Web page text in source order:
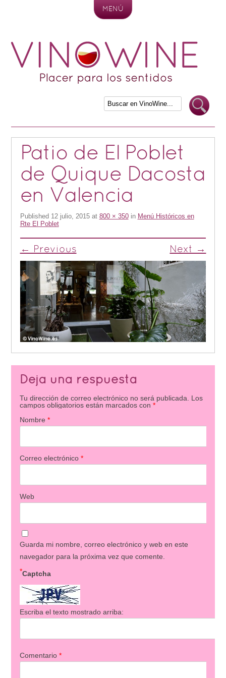
MENÚ
Patio de El Poblet
de Quique Dacosta
en Valencia
Published 12 julio, 2015at 800 × 350in Menú Históricos en
Rte El Poblet
← Previous Next →
Deja una respuesta
Tu dirección de correo electrónico no será publicada.
Los
campos obligatorios están marcados con *
Nombre *
Correo electrónico *
Web
Guarda mi nombre, correo electrónico y web en este
navegador para la próxima vez que comente.
Captcha
*
Escriba el texto mostrado arriba:
Comentario *